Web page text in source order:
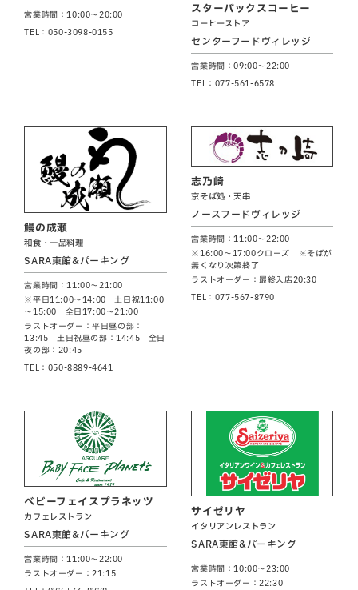
営業時間：10:00～20:00
TEL：050-3098-0155
スターバックスコーヒー
コーヒーストア
センターフードヴィレッジ
営業時間：09:00～22:00
TEL：077-561-6578
鰻の成瀬
和食・一品料理
SARA東館&パーキング
営業時間：11:00～21:00
※平日11:00～14:00 土日祝11:00
～15:00 全日17:00～21:00
ラストオーダー：平日昼の部：
13:45 土日祝昼の部：14:45 全日
夜の部：20:45
TEL：050-8889-4641
志乃崎
京そば処・天串
ノースフードヴィレッジ
営業時間：11:00～22:00
※16:00～17:00クローズ ※そばが
無くなり次第終了
ラストオーダー：最終入店20:30
TEL：077-567-8790
ベビーフェイスプラネッツ
カフェレストラン
SARA東館&パーキング
営業時間：11:00～22:00
ラストオーダー：21:15
サイゼリヤ
イタリアンレストラン
SARA東館&パーキング
営業時間：10:00～23:00
ラストオーダー：22:30